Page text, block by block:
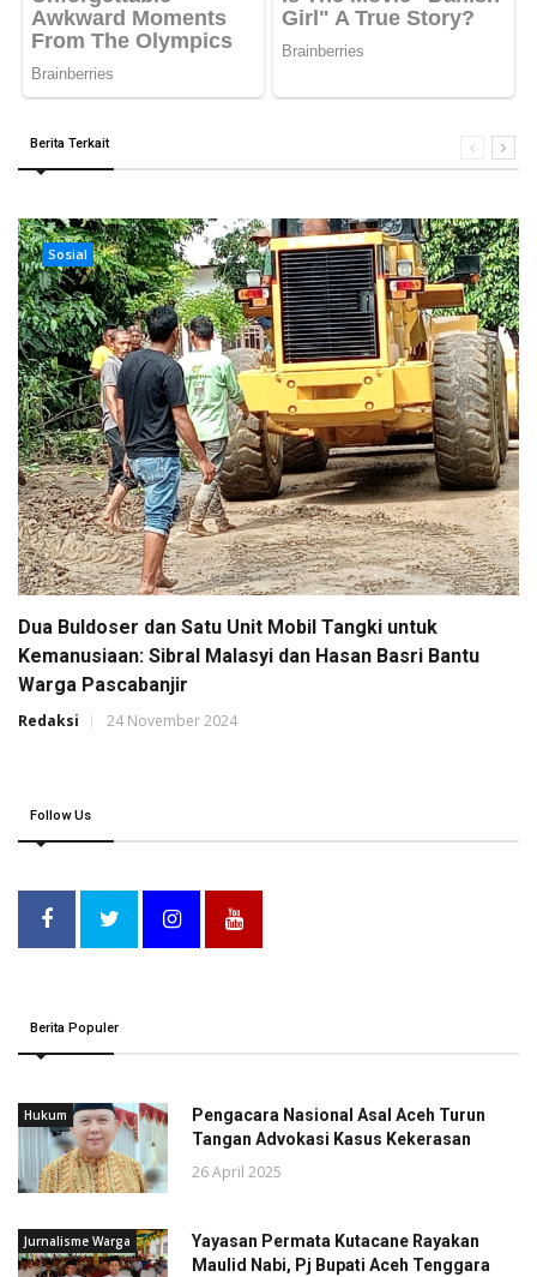
Berita Terkait
Sosial
Dua Buldoser dan Satu Unit Mobil Tangki untuk
Kemanusiaan: Sibral Malasyi dan Hasan Basri Bantu
Warga Pascabanjir
Redaksi 24 November 2024
Follow Us
Berita Populer
Hukum
Pengacara Nasional Asal Aceh Turun
Tangan Advokasi Kasus Kekerasan
26 April 2025
Jurnalisme Warga
Yayasan Permata Kutacane Rayakan
Maulid Nabi, Pj Bupati Aceh Tenggara